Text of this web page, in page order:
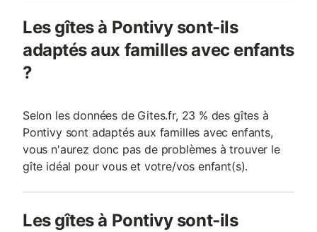
Les gîtes à Pontivy sont-ils
adaptés aux familles avec enfants
?
Selon les données de Gites.fr, 23 % des gîtes à
Pontivy sont adaptés aux familles avec enfants,
vous n'aurez donc pas de problèmes à trouver le
gîte idéal pour vous et votre/vos enfant(s).
Les gîtes à Pontivy sont-ils